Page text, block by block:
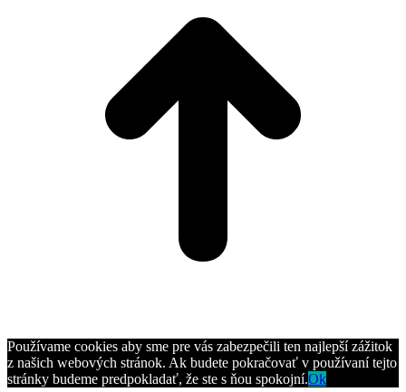
Používame cookies aby sme pre vás zabezpečili ten najlepší zážitok
z našich webových stránok. Ak budete pokračovať v používaní tejto
stránky budeme predpokladať, že ste s ňou spokojní.Ok